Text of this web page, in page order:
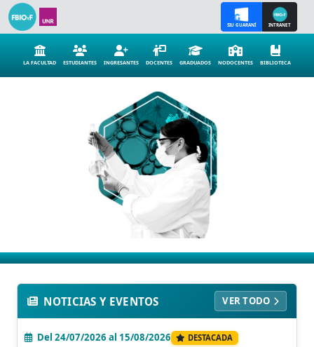
SIU GUARANÍ INTRANET
LA FACULTAD ESTUDIANTES INGRESANTES DOCENTES GRADUADOS NODOCENTES BIBLIOTECA
OFERTA EDUCATIVA
INVESTIGACION
SERV. A LA COMUNIDAD
NOTICIAS Y EVENTOS VER TODO
Del 24/07/2026 al 15/08/2026 DESTACADA